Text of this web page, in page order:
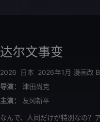
达尔文事变
2026 日本 2026年1月 漫画改
导演：
津田尚克
主演：
友冈新平
なんで、人间だけが特別なの？